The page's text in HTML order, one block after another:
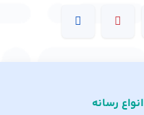
انواع رسانه